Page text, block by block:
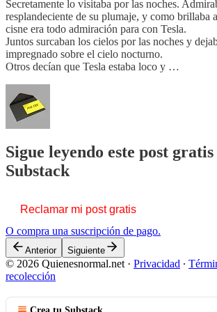
Secretamente lo visitaba por las noches.
resplandeciente de su plumaje, y como brillaba
cisne era todo admiración para con Tesla.
Juntos surcaban los cielos por las noches y
impregnado sobre el cielo nocturno.
Otros decían que Tesla estaba loco y …
Sigue leyendo este post
Substack
Reclamar mi post gratis
O compra una suscripción de pago.
Anterior Siguiente
© 2026 Quienesnormal.net · Privacidad ∙
recolección